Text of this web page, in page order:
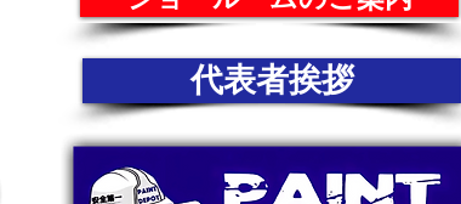
代表者挨拶